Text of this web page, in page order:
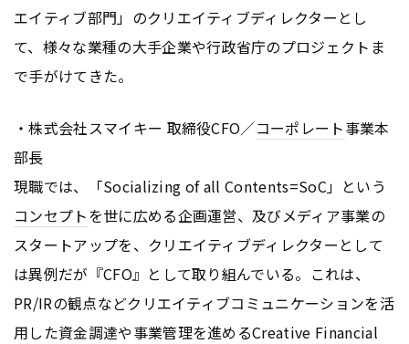
エイティブ部門」のクリエイティブディレクターとし
て、様々な業種の大手企業や行政省庁のプロジェクトま
で手がけてきた。
・株式会社スマイキー 取締役CFO／コーポレート事業本
部長
現職では、「Socializing of all Contents=SoC」という
コンセプトを世に広める企画運営、及びメディア事業の
スタートアップを、クリエイティブディレクターとして
は異例だが『CFO』として取り組んでいる。これは、
PR/IRの観点などクリエイティブコミュニケーションを活
用した資金調達や事業管理を進めるCreative Financial